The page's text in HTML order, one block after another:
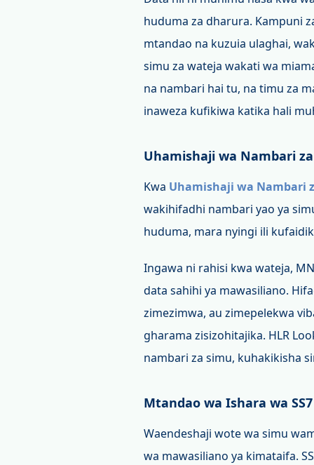
huduma za dharura. Kampuni
mtandao na kuzuia ulaghai,
simu za wateja wakati wa
na nambari hai tu, na timu za
inaweza kufikiwa katika hali
Uhamishaji wa Nambari
Kwa Uhamishaji wa Nambari
wakihifadhi nambari yao ya
huduma, mara nyingi ili
Ingawa ni rahisi kwa wateja,
data sahihi ya mawasiliano.
zimezimwa, au zimepelekwa
gharama zisizohitajika. HLR
nambari za simu, kuhakikisha
Mtandao wa Ishara wa SS7
Waendeshaji wote wa simu
wa mawasiliano ya kimataifa.